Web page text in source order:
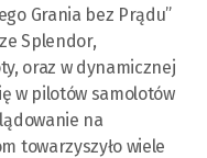
Grania bez Prądu”
Splendor,
oraz w dynamicznej
w pilotów samolotów
na
towarzyszyło wiele